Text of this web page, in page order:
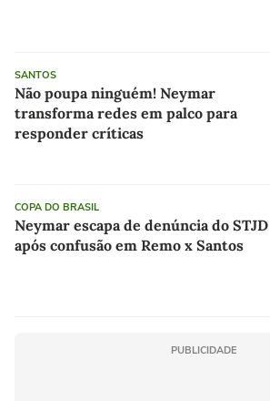
SANTOS
Não poupa ninguém! Neymar
transforma redes em palco para
responder críticas
COPA DO BRASIL
Neymar escapa de denúncia do STJD
após confusão em Remo x Santos
PUBLICIDADE